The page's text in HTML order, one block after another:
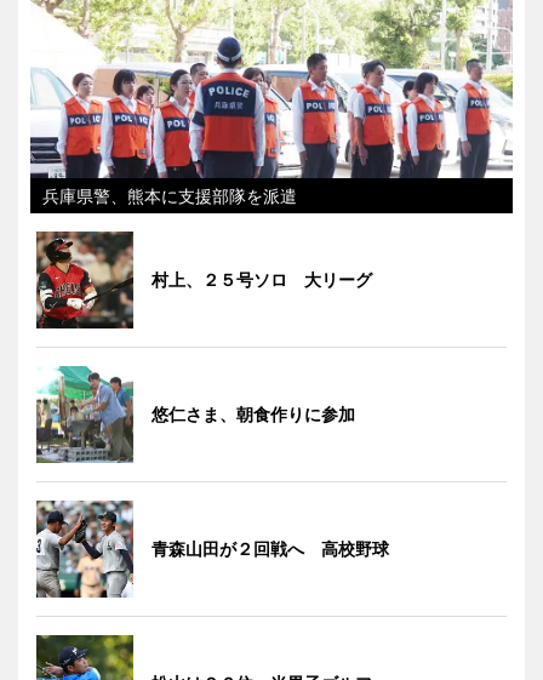
兵庫県警、熊本に支援部隊を派遣
村上、２５号ソロ 大リーグ
悠仁さま、朝食作りに参加
青森山田が２回戦へ 高校野球